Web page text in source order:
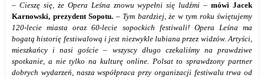
– Cieszę się, że Opera Leśna znowu wypełni się ludźmi –mówi Jacek
Karnowski, prezydent Sopotu. – Tym bardziej, że w tym roku świętujemy
120-lecie miasta oraz 60-lecie sopockich festiwali! Opera Leśna ma
bogatą historię festiwalową i jest niezwykle lubiana przez widzów. Artyści,
mieszkańcy i nasi goście – wszyscy długo czekaliśmy na prawdziwe
spotkanie, a nie tylko na kulturę online. Polsat to sprawdzony partner
dobrych wydarzeń, nasza współpraca przy organizacji festiwalu trwa od